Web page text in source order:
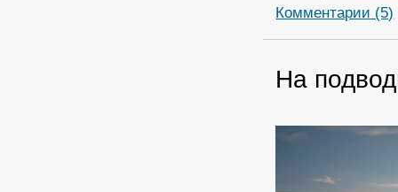
Комментарии (5)
На